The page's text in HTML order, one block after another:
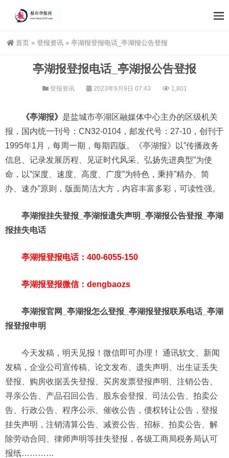
首页 » 登报资讯 » 亭湖报登报电话_亭湖报公告登报
亭湖报登报电话_亭湖报公告登报
登报资讯 2023年9月9日 07:43 1,801
《亭湖报》 是盐城市亭湖区融媒体中心主办的区级机关
报，国内统一刊号：CN32-0104，邮发代号：27-10，创刊于
1995年1月，每周一期，每期四版。《亭湖报》以”传播政务
信息、记录发展历程、见证时代风采、弘扬先进典型”为使
命，以”深度、速度、高度、广度”为特色，秉持”精办、简
办、速办”原则，版面简洁大方，内容丰富多彩，可读性强。
亭湖报挂失登报_亭湖报遗失声明_亭湖报公告登报_亭湖
报挂失电话
亭湖报登报电话：400-6055-150
亭湖报登报微信：dengbaozs
亭湖报官网_亭湖报怎么登报_亭湖报登报联系电话_亭湖
报登报申明
今天发稿，明天见报！微信即可办理！ 通讯软文、新闻
发稿，企业公司宣传稿、论文发布、遗失声明、出生证丢失
登报、购房收据丢失登报、买房发票登报声明、注销公告、
寻亲公告、产品召回公告、股东会登报、司法公告、拍卖公
告、行政公告、程序公示、催收公告，债权转让公告，登报
挂失声明，注销清算公告、减资公告、招标、拍卖公告、解
除劳动合同、律师声明等挂失登报，各级工商局税务局认可
报纸…………